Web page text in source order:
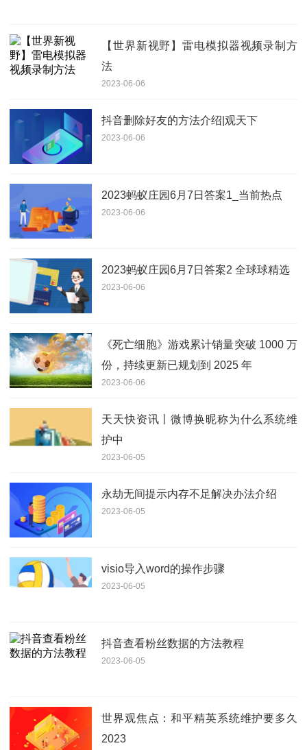
【世界新视野】雷电模拟器视频录制方
法
2023-06-06
抖音删除好友的方法介绍|观天下
2023-06-06
2023蚂蚁庄园6月7日答案1_当前热点
2023-06-06
2023蚂蚁庄园6月7日答案2 全球球精选
2023-06-06
《死亡细胞》游戏累计销量突破 1000 万
份，持续更新已规划到 2025 年
2023-06-06
天天快资讯丨微博换昵称为什么系统维
护中
2023-06-05
永劫无间提示内存不足解决办法介绍
2023-06-05
visio导入word的操作步骤
2023-06-05
抖音查看粉丝数据的方法教程
2023-06-05
世界观焦点：和平精英系统维护要多久
2023